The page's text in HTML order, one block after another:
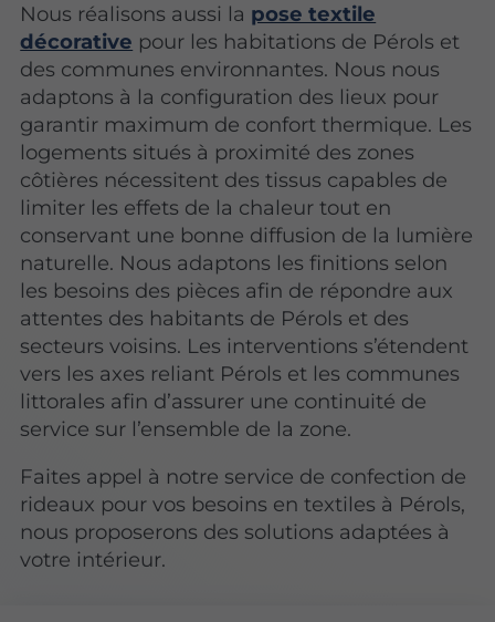
Nous réalisons aussi la pose textile
décorative pour les habitations de Pérols et
des communes environnantes. Nous nous
adaptons à la configuration des lieux pour
garantir maximum de confort thermique. Les
logements situés à proximité des zones
côtières nécessitent des tissus capables de
limiter les effets de la chaleur tout en
conservant une bonne diffusion de la lumière
naturelle. Nous adaptons les finitions selon
les besoins des pièces afin de répondre aux
attentes des habitants de Pérols et des
secteurs voisins. Les interventions s’étendent
vers les axes reliant Pérols et les communes
littorales afin d’assurer une continuité de
service sur l’ensemble de la zone.
Faites appel à notre service de confection de
rideaux pour vos besoins en textiles à Pérols,
nous proposerons des solutions adaptées à
votre intérieur.